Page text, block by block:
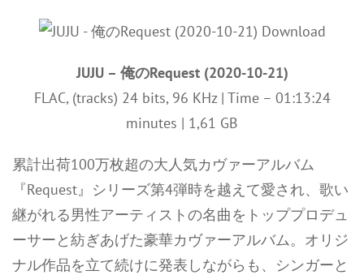
JUJU – 俺のRequest (2020-10-21)
FLAC, (tracks) 24 bits, 96 KHz | Time – 01:13:24
minutes | 1,61 GB
累計出荷100万枚超の大人気カヴァーアルバム
『Request』シリーズ第4弾時を越えて愛され、歌い
継がれる男性アーティストの名曲をトッププロデュ
ーサーと紡ぎあげた豪華カヴァーアルバム。オリジ
ナル作品を立て続けに発表しながらも、シンガーと